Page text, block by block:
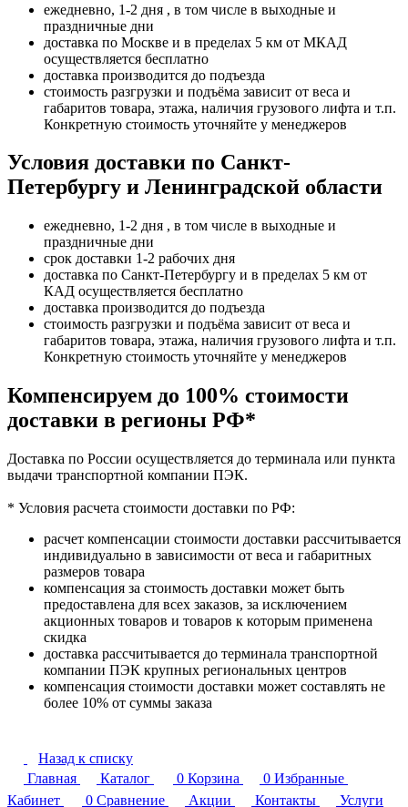
ежедневно, 1-2 дня , в том числе в выходные и
праздничные дни
доставка по Москве и в пределах 5 км от МКАД
осуществляется бесплатно
доставка производится до подъезда
стоимость разгрузки и подъёма зависит от веса и
габаритов товара, этажа, наличия грузового лифта и т.п.
Конкретную стоимость уточняйте у менеджеров
Условия доставки по Санкт-
Петербургу и Ленинградской области
ежедневно, 1-2 дня , в том числе в выходные и
праздничные дни
срок доставки 1-2 рабочих дня
доставка по Санкт-Петербургу и в пределах 5 км от
КАД осуществляется бесплатно
доставка производится до подъезда
стоимость разгрузки и подъёма зависит от веса и
габаритов товара, этажа, наличия грузового лифта и т.п.
Конкретную стоимость уточняйте у менеджеров
Компенсируем до 100% стоимости
доставки в регионы РФ*
Доставка по России осуществляется до терминала или пункта
выдачи транспортной компании ПЭК.
* Условия расчета стоимости доставки по РФ:
расчет компенсации стоимости доставки рассчитывается
индивидуально в зависимости от веса и габаритных
размеров товара
компенсация за стоимость доставки может быть
предоставлена для всех заказов, за исключением
акционных товаров и товаров к которым применена
скидка
доставка рассчитывается до терминала транспортной
компании ПЭК крупных региональных центров
компенсация стоимости доставки может составлять не
более 10% от суммы заказа
Назад к списку
Главная
Каталог 0 Корзина 0 Избранные
Кабинет
0 Сравнение Акции Контакты Услуги